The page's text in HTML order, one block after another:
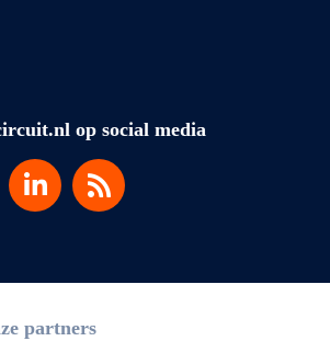
op social media
partners